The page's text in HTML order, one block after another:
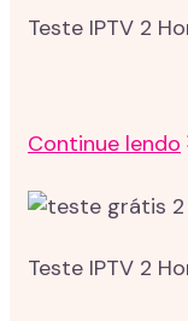
Teste IPTV 2
Continue lendo
Teste IPTV 2